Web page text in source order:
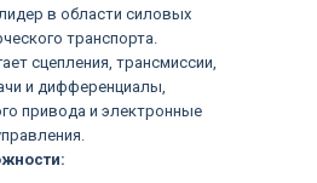
в области силовых
транспорта.
сцепления, трансмиссии,
и дифференциалы,
привода и электронные